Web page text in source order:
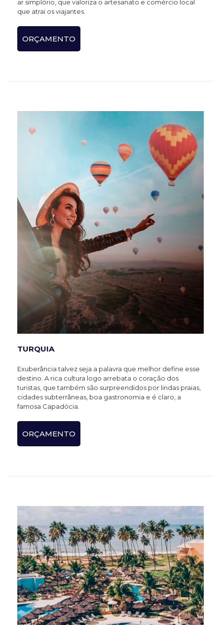
ar simplório, que valoriza o artesanato e comércio local
que atrai os viajantes.
ORÇAMENTO
TURQUIA
Exuberância talvez seja a palavra que melhor define esse
destino. A rica cultura logo arrebata o coração dos
turistas, que também são surpreendidos por lindas praias,
cidades subterrâneas, boa gastronomia e é claro, a
famosa Capadócia.
ORÇAMENTO